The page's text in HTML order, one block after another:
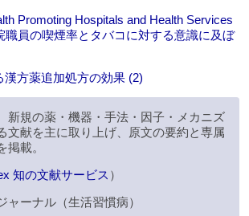
Promoting Hospitals and Health Services
職員の喫煙率とタバコに対する意識に及ぼ
漢方薬追加処方の効果 (2)
新規の薬・機器・手法・因子・メカニズ
文献を主に取り上げ、原文の要約と専属
掲載。
知の文献サービス ）
ャーナル（生活習慣病）